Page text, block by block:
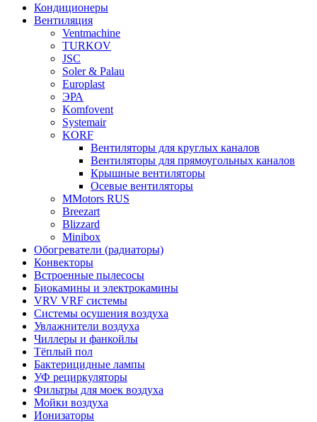
Кондиционеры
Вентиляция
Ventmachine
TURKOV
JSC
Soler & Palau
Europlast
ЭРА
Komfovent
Systemair
KORF
Вентиляторы для круглых каналов
Вентиляторы для прямоугольных каналов
Крышные вентиляторы
Осевые вентиляторы
MMotors RUS
Breezart
Blizzard
Minibox
Обогреватели (радиаторы)
Конвекторы
Встроенные пылесосы
Биокамины и электрокамины
VRV VRF системы
Системы осушения воздуха
Увлажнители воздуха
Чиллеры и фанкойлы
Тёплый пол
Бактерицидные лампы
УФ рециркуляторы
Фильтры для моек воздуха
Мойки воздуха
Ионизаторы